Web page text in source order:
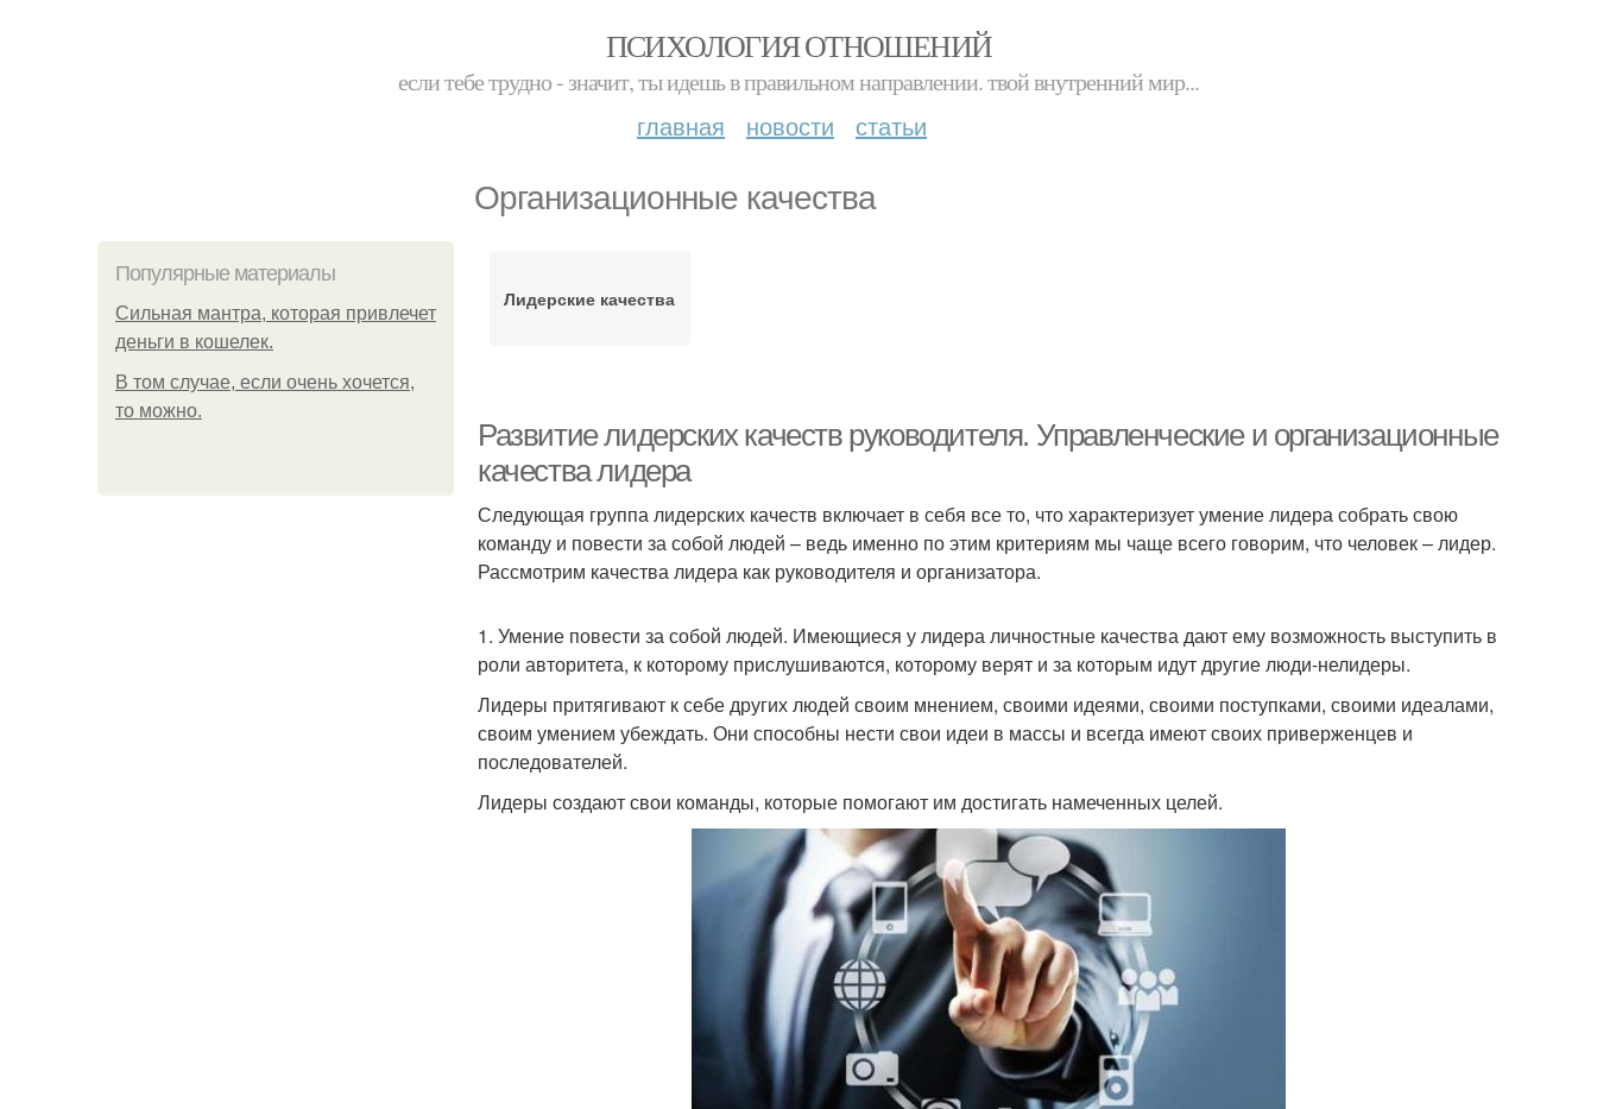
ПСИХОЛОГИЯ ОТНОШЕНИЙ
если тебе трудно - значит, ты идешь в правильном направлении. твой внутренний мир...
главная новости статьи
Организационные качества
Популярные материалы
Сильная мантра, которая привлечет
деньги в кошелек.
В том случае, если очень хочется,
то можно.
Лидерские качества
Развитие лидерских качеств руководителя. Управленческие и организационные
качества лидера
Следующая группа лидерских качеств включает в себя все то, что характеризует умение лидера собрать свою
команду и повести за собой людей – ведь именно по этим критериям мы чаще всего говорим, что человек – лидер.
Рассмотрим качества лидера как руководителя и организатора.
1. Умение повести за собой людей. Имеющиеся у лидера личностные качества дают ему возможность выступить в
роли авторитета, к которому прислушиваются, которому верят и за которым идут другие люди-нелидеры.
Лидеры притягивают к себе других людей своим мнением, своими идеями, своими поступками, своими идеалами,
своим умением убеждать. Они способны нести свои идеи в массы и всегда имеют своих приверженцев и
последователей.
Лидеры создают свои команды, которые помогают им достигать намеченных целей.